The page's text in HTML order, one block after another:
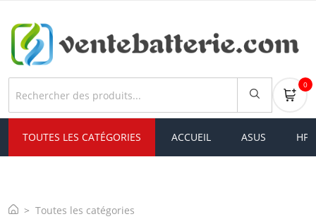
0
TOUTES LES CATÉGORIES ACCUEIL ASUS HP
Toutes les catégories